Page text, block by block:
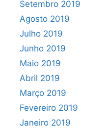
Setembro 2019
Agosto 2019
Julho 2019
Junho 2019
Maio 2019
Abril 2019
Março 2019
Fevereiro 2019
Janeiro 2019